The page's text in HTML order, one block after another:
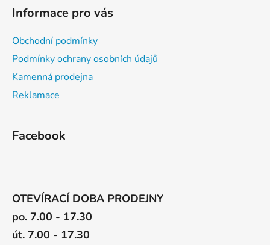
Informace pro vás
Obchodní podmínky
Podmínky ochrany osobních údajů
Kamenná prodejna
Reklamace
Facebook
OTEVÍRACÍ DOBA PRODEJNY
po. 7.00 - 17.30
út. 7.00 - 17.30